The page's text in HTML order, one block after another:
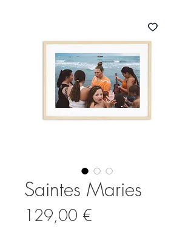
Saintes Maries
129,00 €